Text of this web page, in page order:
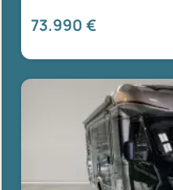
73.990 €